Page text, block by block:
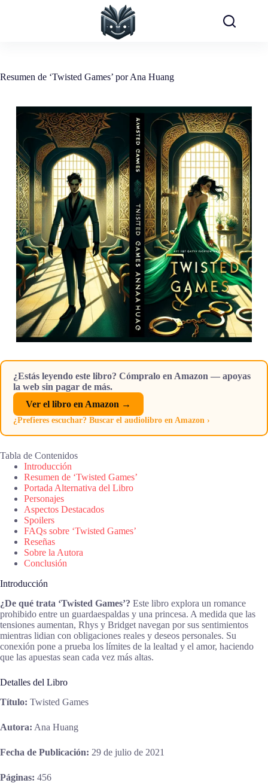
Resumen de ‘Twisted Games’ por Ana Huang
¿Estás leyendo este libro? Cómpralo en Amazon — apoyas
la web sin pagar de más.
Ver el libro en Amazon →
¿Prefieres escuchar? Buscar el audiolibro en Amazon ›
Tabla de Contenidos
Introducción
Resumen de ‘Twisted Games’
Portada Alternativa del Libro
Personajes
Aspectos Destacados
Spoilers
FAQs sobre ‘Twisted Games’
Reseñas
Sobre la Autora
Conclusión
Introducción
¿De qué trata ‘Twisted Games’? Este libro explora un romance
prohibido entre un guardaespaldas y una princesa. A medida que las
tensiones aumentan, Rhys y Bridget navegan por sus sentimientos
mientras lidian con obligaciones reales y deseos personales. Su
conexión pone a prueba los límites de la lealtad y el amor, haciendo
que las apuestas sean cada vez más altas.
Detalles del Libro
Título: Twisted Games
Autora: Ana Huang
Fecha de Publicación: 29 de julio de 2021
Páginas: 456